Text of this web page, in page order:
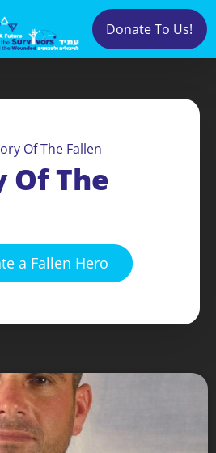
Donate To Us!
Of The Fallen
Of The
a Fallen Hero